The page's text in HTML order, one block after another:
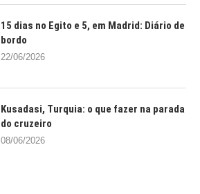
15 dias no Egito e 5, em Madrid: Diário de
bordo
22/06/2026
Kusadasi, Turquia: o que fazer na parada
do cruzeiro
08/06/2026